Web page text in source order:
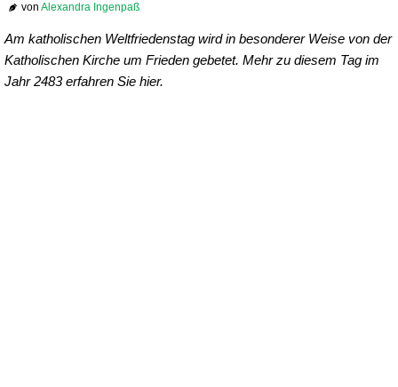
vonAlexandra Ingenpaß
Am katholischen Weltfriedenstag wird in besonderer Weise von der
Katholischen Kirche um Frieden gebetet. Mehr zu diesem Tag im
Jahr 2483 erfahren Sie hier.